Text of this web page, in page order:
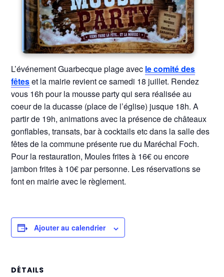
L’événement Guarbecque plage avec le comité des
fêteset la mairie revient ce samedi 18 juillet. Rendez
vous 16h pour la mousse party qui sera réalisée au
coeur de la ducasse (place de l’église) jusque 18h. A
partir de 19h, animations avec la présence de châteaux
gonflables, transats, bar à cocktails etc dans la salle des
fêtes de la commune présente rue du Maréchal Foch.
Pour la restauration, Moules frites à 16€ ou encore
jambon frites à 10€ par personne. Les réservations se
font en mairie avec le règlement.
Ajouter au calendrier
DÉTAILS